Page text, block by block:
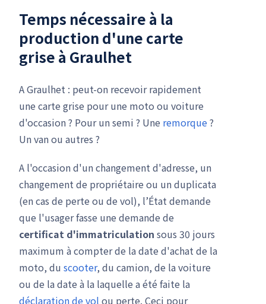
Temps nécessaire à la
production d'une carte
grise à Graulhet
A Graulhet : peut-on recevoir rapidement
une carte grise pour une moto ou voiture
d'occasion ? Pour un semi ? Une remorque?
Un van ou autres ?
A l'occasion d'un changement d'adresse, un
changement de propriétaire ou un duplicata
(en cas de perte ou de vol), l’État demande
que l'usager fasse une demande de
certificat d'immatriculation sous 30 jours
maximum à compter de la date d'achat de la
moto, du scooter, du camion, de la voiture
ou de la date à la laquelle a été faite la
déclaration de vol ou perte. Ceci pour